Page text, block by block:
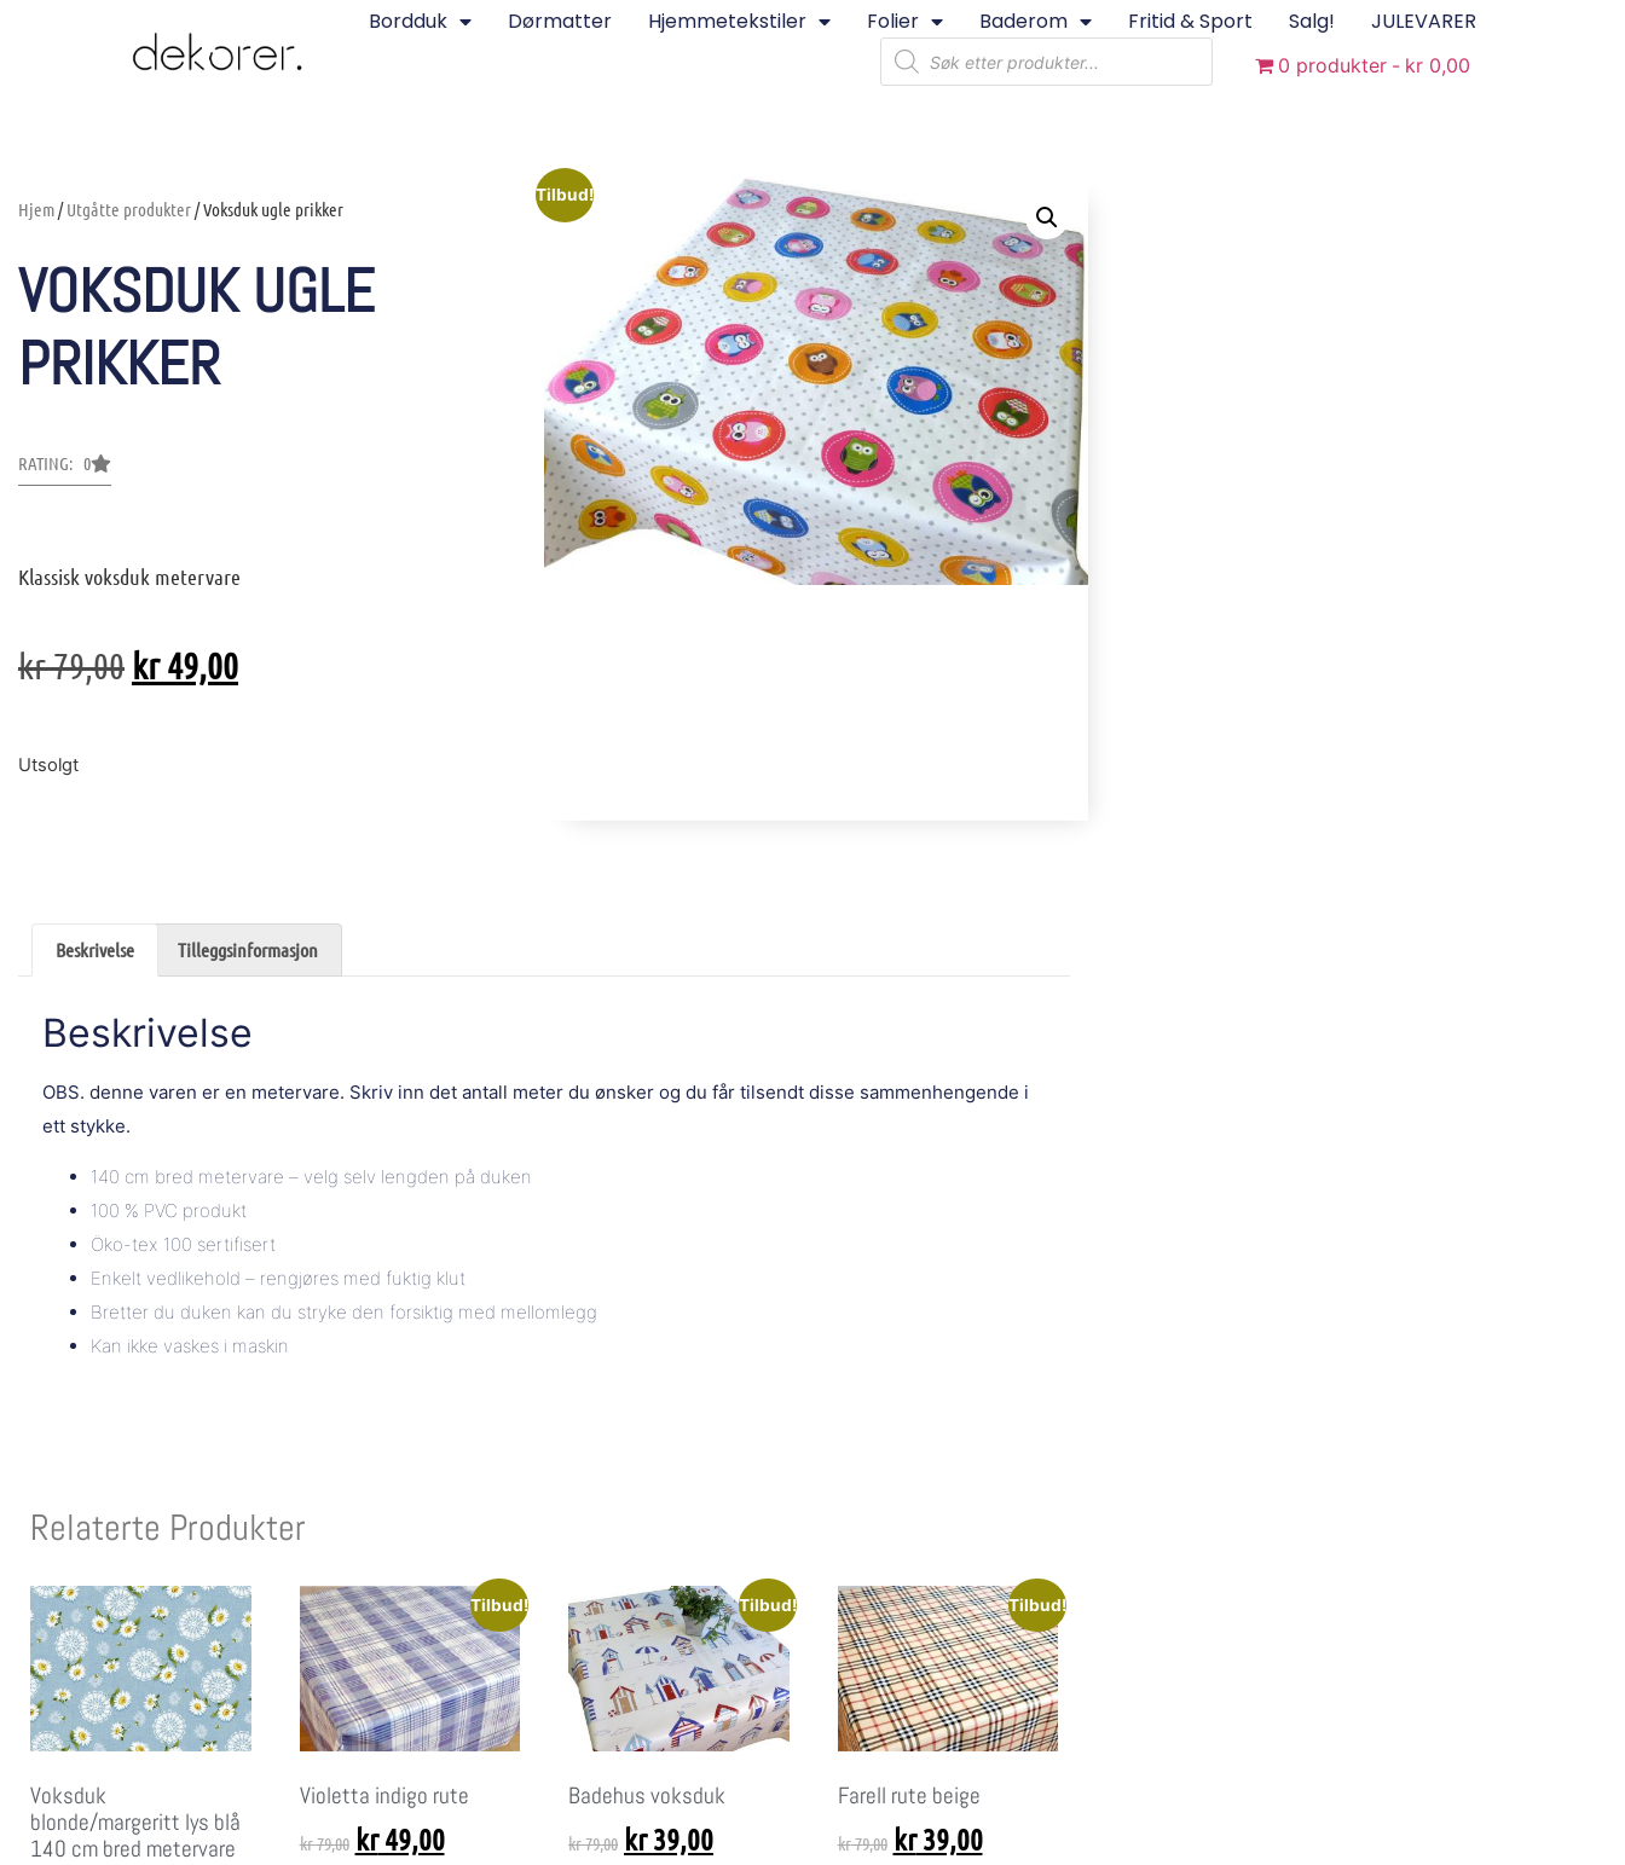
Bordduk Dørmatter Hjemmetekstiler Folier Baderom Fritid & Sport Salg! JULEVARER
0 produkter kr 0,00
Hjem/Utgåtte produkter/ Voksduk ugle prikker
VOKSDUK UGLE
PRIKKER
RATING: 0
Klassisk voksduk metervare
kr79,00 kr49,00
Utsolgt
Tilbud!
Beskrivelse Tilleggsinformasjon
Beskrivelse
OBS. denne varen er en metervare. Skriv inn det antall meter du ønsker og du får tilsendt disse sammenhengende i
ett stykke.
140 cm bred metervare – velg selv lengden på duken
100 % PVC produkt
Öko-tex 100 sertifisert
Enkelt vedlikehold – rengjøres med fuktig klut
Bretter du duken kan du stryke den forsiktig med mellomlegg
Kan ikke vaskes i maskin
Relaterte Produkter
Voksduk
blonde/margeritt lys blå
140 cm bred metervare
Tilbud!
Violetta indigo rute
kr79,00 kr49,00
Tilbud!
Badehus voksduk
kr79,00 kr39,00
Tilbud!
Farell rute beige
kr79,00 kr39,00